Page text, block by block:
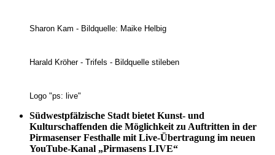
Sharon Kam - Bildquelle: Maike Helbig
Harald Kröher - Trifels - Bildquelle stileben
Logo "ps: live"
Südwestpfälzische Stadt bietet Kunst- und
Kulturschaffenden die Möglichkeit zu Auftritten in der
Pirmasenser Festhalle mit Live-Übertragung im neuen
YouTube-Kanal „Pirmasens LIVE“